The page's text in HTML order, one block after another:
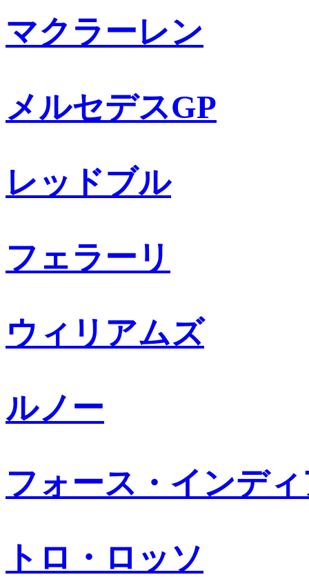
マクラーレン
メルセデスGP
レッドブル
フェラーリ
ウィリアムズ
ルノー
フォース・インデ
トロ・ロッソ